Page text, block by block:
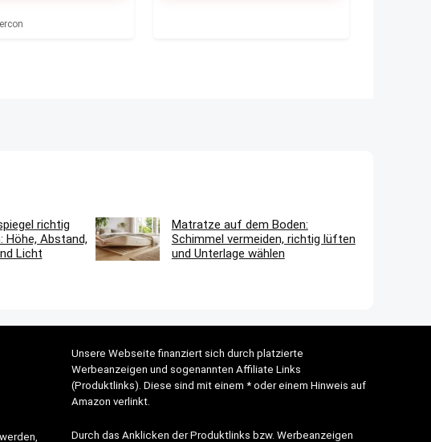
richtig
Höhe, Abstand,
Licht
Matratze auf dem Boden:
Schimmel vermeiden, richtig lüften
und Unterlage wählen
Unsere Webseite finanziert sich durch platzierte
Werbeanzeigen und sogenannten Affiliate Links
(Produktlinks). Diese sind mit einem * oder einem Hinweis auf
Amazon verlinkt.
Durch das Anklicken der Produktlinks bzw. Werbeanzeigen